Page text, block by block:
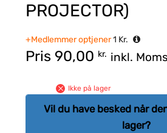
PROJECTOR)
+Medlemmer optjener1 Kr.
Pris 90,00 kr. inkl. Moms
Ikke på lager
Vil du have besked når
lager?